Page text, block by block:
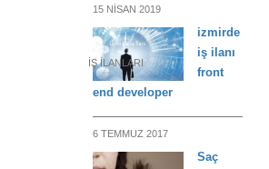
15 NISAN 2019
İŞ ILANLARI
izmirde
iş ilanı
front
end developer
6 TEMMUZ 2017
Saç